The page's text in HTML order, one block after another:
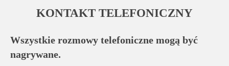
KONTAKT TELEFONICZNY
Wszystkie rozmowy telefoniczne mogą być
nagrywane.